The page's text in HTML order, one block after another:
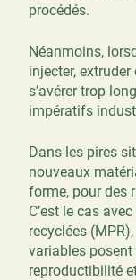
procédés.
Néanmoins,
injecter,
s’avérer trop
impératifs
Dans les pires
nouveaux
forme, pour des
C’est le cas
recyclées
variables posent
reproductibilité